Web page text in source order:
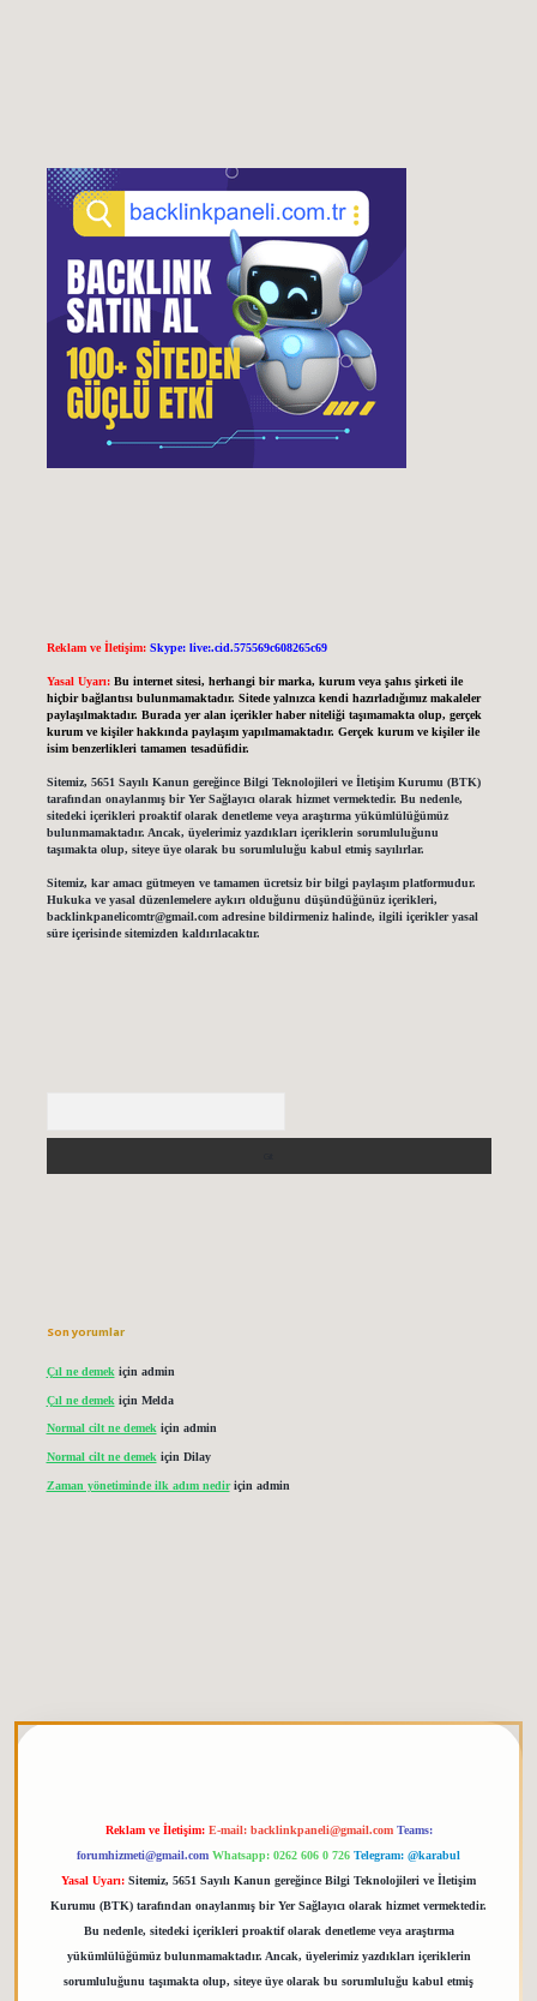
Reklam ve İletişim: Skype: live:.cid.575569c608265c69
Yasal Uyarı: Bu internet sitesi, herhangi bir marka, kurum veya şahıs şirketi ile
hiçbir bağlantısı bulunmamaktadır. Sitede yalnızca kendi hazırladığımız makaleler
paylaşılmaktadır. Burada yer alan içerikler haber niteliği taşımamakta olup, gerçek
kurum ve kişiler hakkında paylaşım yapılmamaktadır. Gerçek kurum ve kişiler ile
isim benzerlikleri tamamen tesadüfidir.
Sitemiz, 5651 Sayılı Kanun gereğince Bilgi Teknolojileri ve İletişim Kurumu (BTK)
tarafından onaylanmış bir Yer Sağlayıcı olarak hizmet vermektedir. Bu nedenle,
sitedeki içerikleri proaktif olarak denetleme veya araştırma yükümlülüğümüz
bulunmamaktadır. Ancak, üyelerimiz yazdıkları içeriklerin sorumluluğunu
taşımakta olup, siteye üye olarak bu sorumluluğu kabul etmiş sayılırlar.
Sitemiz, kar amacı gütmeyen ve tamamen ücretsiz bir bilgi paylaşım platformudur.
Hukuka ve yasal düzenlemelere aykırı olduğunu düşündüğünüz içerikleri,
backlinkpanelicomtr@gmail.comadresine bildirmeniz halinde, ilgili içerikler yasal
süre içerisinde sitemizden kaldırılacaktır.
Son yorumlar
Çıl ne demek için admin
Çıl ne demek için Melda
Normal cilt ne demekiçin admin
Normal cilt ne demek için Dilay
Zaman yönetiminde ilk adım nediriçin admin
Reklam ve İletişim: E-mail: backlinkpaneli@gmail.com Teams:
forumhizmeti@gmail.com Whatsapp: 0262 606 0 726 Telegram: @karabul
Yasal Uyarı: Sitemiz, 5651 Sayılı Kanun gereğince Bilgi Teknolojileri ve İletişim
Kurumu (BTK) tarafından onaylanmış bir Yer Sağlayıcı olarak hizmet vermektedir.
Bu nedenle, sitedeki içerikleri proaktif olarak denetleme veya araştırma
yükümlülüğümüz bulunmamaktadır. Ancak, üyelerimiz yazdıkları içeriklerin
sorumluluğunu taşımakta olup, siteye üye olarak bu sorumluluğu kabul etmiş